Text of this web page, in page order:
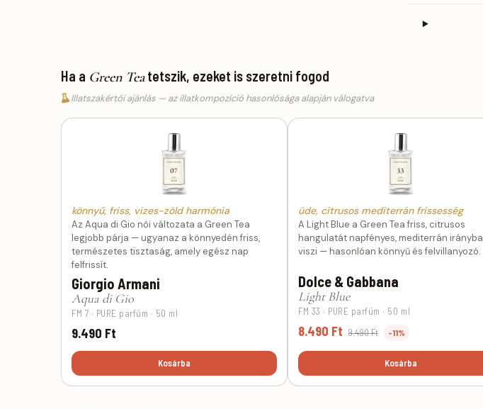
Ha a Green Teatetszik, ezeket is szeretni fogod
Illatszakértői ajánlás — az illatkompozíció hasonlósága alapján válogatva
könnyű, friss, vizes-zöld harmónia
Az Aqua di Gio női változata a Green Tea
legjobb párja — ugyanaz a könnyedén friss,
természetes tisztaság, amely egész nap
felfrissít.
Giorgio Armani
Aqua di Gio
FM 7 · PURE parfüm · 50 ml
9.490 Ft
Kosárba
üde, citrusos mediterrán frissesség
A Light Blue a Green Tea friss, citrusos
hangulatát napfényes, mediterrán irányba
viszi — hasonlóan könnyű és felvillanyozó.
Dolce & Gabbana
Light Blue
FM 33 · PURE parfüm · 50 ml
8.490 Ft 9.490 Ft -11%
Kosárba